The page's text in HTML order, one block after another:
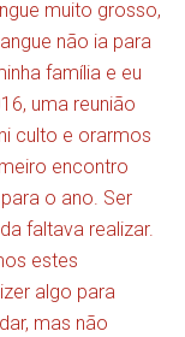
muito grosso,
não ia para
família e eu
uma reunião
culto e orarmos
encontro
o ano. Ser
faltava realizar.
estes
algo para
mas não